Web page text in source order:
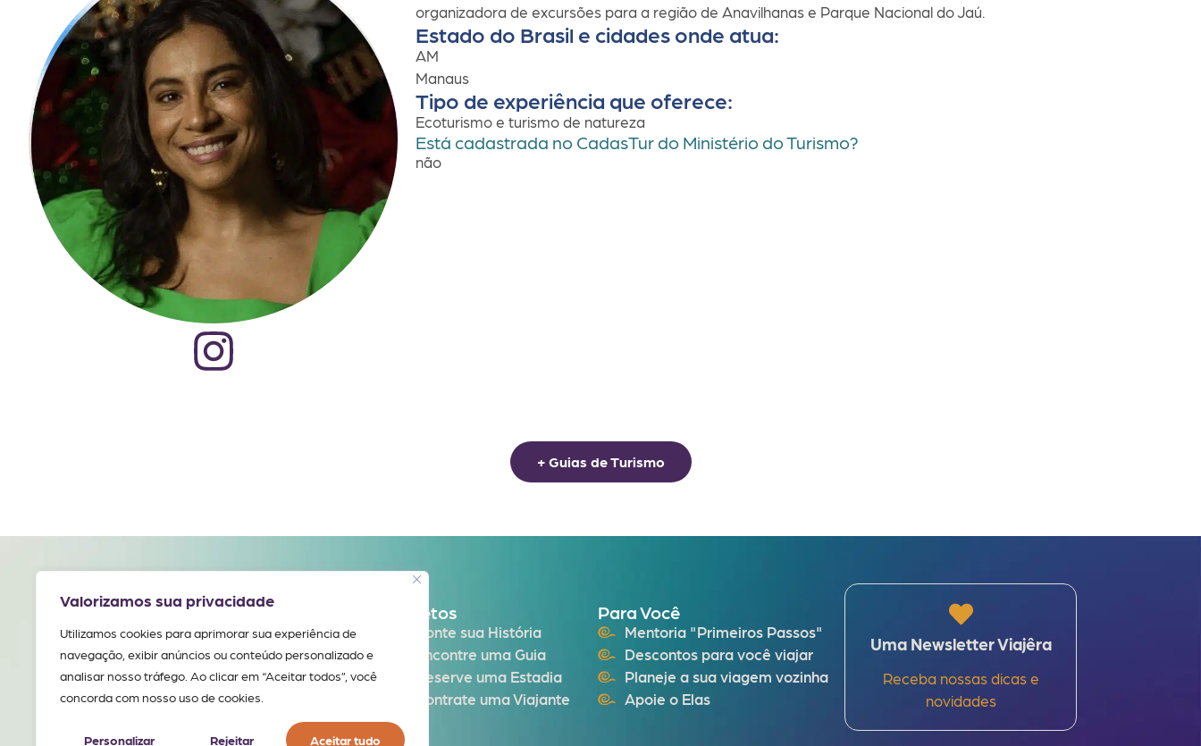
Valorizamos sua privacidade
Utilizamos cookies para aprimorar sua experiência de
navegação, exibir anúncios ou conteúdo personalizado e
analisar nosso tráfego. Ao clicar em “Aceitar todos”, você
concorda com nosso uso de cookies.
Personalizar Rejeitar Aceitar tudo
organizadora de excursões para a região de Anavilhanas e Parque Nacional do Jaú.
Estado do Brasil e cidades onde atua:
AM
Manaus
Tipo de experiência que oferece:
Ecoturismo e turismo de natureza
Está cadastrada no CadasTur do Ministério do Turismo?
não
+ Guias de Turismo
Institucional
SOBRE NÓS
POLÍTICAS DO SITE
CONTATO
Projetos
Conte sua História
Encontre uma Guia
Reserve uma Estadia
Contrate uma Viajante
Para Você
Mentoria "Primeiros Passos"
Descontos para você viajar
Planeje a sua viagem vozinha
Apoie o Elas
Uma Newsletter Viajêra
Receba nossas dicas e
novidades